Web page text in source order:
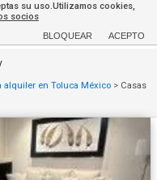
su uso.Utilizamos cookies,
socios
BLOQUEAR ACEPTO
alquiler en Toluca México > Casas